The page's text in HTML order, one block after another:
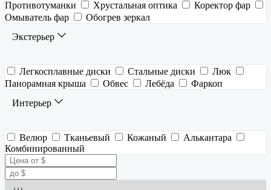
Противотуманки
Хрустальная оптика
Коректор фар
Омыватель фар
Обогрев зеркал
Экстерьер
Легкосплавные диски Стальные диски
Люк
Панорамная крыша
Обвес Лебёда
Фаркоп
Интерьер
Велюр Тканьевый Кожаный
Алькантара
Комбинированный